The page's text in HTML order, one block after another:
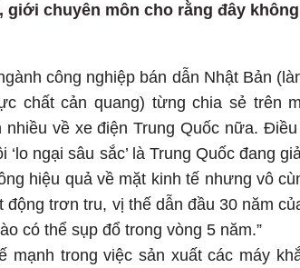
giới chuyên môn cho rằng đây
công nghiệp bán dẫn Nhật Bản
chất cản quang) từng chia sẻ trên
nhiều về xe điện Trung Quốc nữa.
‘lo ngại sâu sắc’ là Trung Quốc đang
hiệu quả về mặt kinh tế nhưng vô
động trơn tru, vị thế dẫn đầu 30 năm
có thể sụp đổ trong vòng 5 năm.”
mạnh trong việc sản xuất các máy